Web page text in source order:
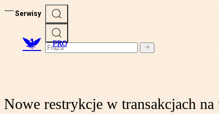
Serwisy
PRO
Nowe restrykcje w transakcjach na